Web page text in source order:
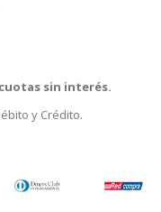
sin interés.
y Crédito.